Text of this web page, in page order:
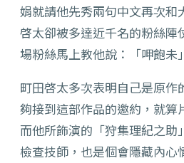
娟就請他先秀兩句中文再次和
啓太卻被多達近千名的粉絲陣
場粉絲馬上教他說：「呷飽未
町田啓太多次表明自己是原作
夠接到這部作品的邀約，就算
而他所飾演的「狩集理紀之助
檢查技師，也是個會隱藏內心